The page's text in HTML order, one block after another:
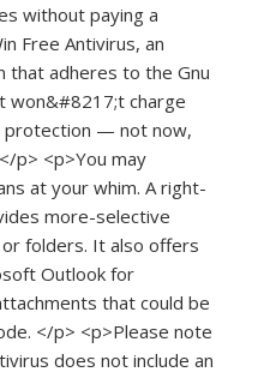
without paying a
Free Antivirus, an
that adheres to the Gnu
won&#8217;t charge
protection — not now,
p> <p>You may
at your whim. A right-
more-selective
folders. It also offers
Outlook for
that could be
</p> <p>Please note
does not include an